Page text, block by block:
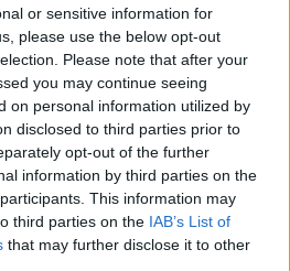
or sensitive information for
please use the below opt-out
Please note that after your
you may continue seeing
on personal information utilized by
disclosed to third parties prior to
opt-out of the further
information by third parties on the
This information may
third parties on the IAB’s List of
that may further disclose it to other
Educación Primaria
Tobajas del Pinto. Colegio
de Laguna
. Colegio Atlantic
del Pino . Colegio Salesiano (8